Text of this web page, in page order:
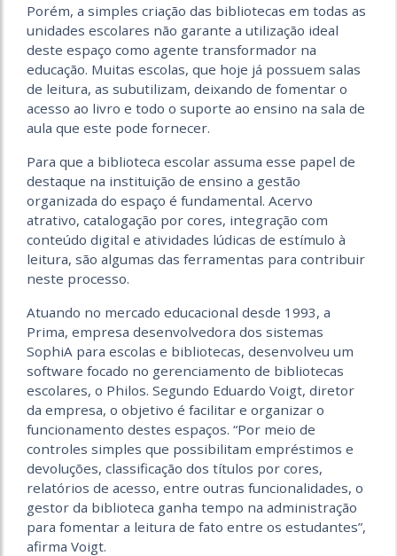
Porém, a simples criação das bibliotecas em todas as
unidades escolares não garante a utilização ideal
deste espaço como agente transformador na
educação. Muitas escolas, que hoje já possuem salas
de leitura, as subutilizam, deixando de fomentar o
acesso ao livro e todo o suporte ao ensino na sala de
aula que este pode fornecer.
Para que a biblioteca escolar assuma esse papel de
destaque na instituição de ensino a gestão
organizada do espaço é fundamental. Acervo
atrativo, catalogação por cores, integração com
conteúdo digital e atividades lúdicas de estímulo à
leitura, são algumas das ferramentas para contribuir
neste processo.
Atuando no mercado educacional desde 1993, a
Prima, empresa desenvolvedora dos sistemas
SophiA para escolas e bibliotecas, desenvolveu um
software focado no gerenciamento de bibliotecas
escolares, o Philos. Segundo Eduardo Voigt, diretor
da empresa, o objetivo é facilitar e organizar o
funcionamento destes espaços. “Por meio de
controles simples que possibilitam empréstimos e
devoluções, classificação dos títulos por cores,
relatórios de acesso, entre outras funcionalidades, o
gestor da biblioteca ganha tempo na administração
para fomentar a leitura de fato entre os estudantes”,
afirma Voigt.